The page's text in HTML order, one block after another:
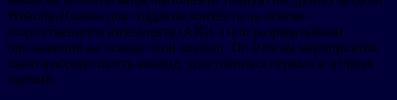
Wukong-Huahua для создания контента на основе
искусственного интеллекта (AIGC) или разрабатывали
приложения на основе этой модели. По итогам мероприятия
было выбрано шесть команд, удостоенных первых и вторых
премий.